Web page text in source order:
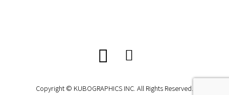
Copyright © KUBOGRAPHICS INC. All Rights Reserved.